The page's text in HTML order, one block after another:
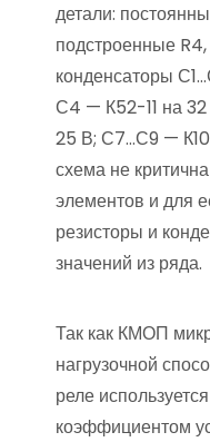
детали:
подстроенные
конденсаторы
С4 — К52-11 на
25 В; С7…С9 —
схема не
элементов и для
резисторы и
значений из ряда.
Так как КМОП
нагрузочной
реле
коэффициентом